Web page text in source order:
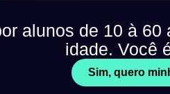
alunos de 10 à 60
idade. Você
Sim, quero